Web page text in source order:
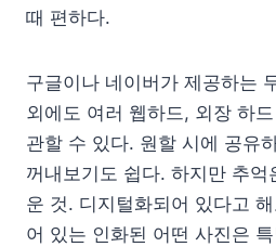
때 편하다.
구글이나 네이버가 제공하는
외에도 여러 웹하드, 외장 하
관할 수 있다. 원할 시에 공유
꺼내보기도 쉽다. 하지만 추억
운 것. 디지털화되어 있다고
어 있는 인화된 어떤 사진은